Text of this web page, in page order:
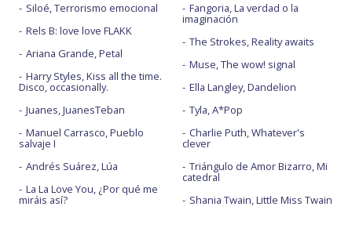
Siloé, Terrorismo emocional
Rels B: love love FLAKK
Ariana Grande, Petal
Harry Styles, Kiss all the time.
Disco, occasionally.
Juanes, JuanesTeban
Manuel Carrasco, Pueblo
salvaje I
Andrés Suárez, Lúa
La La Love You, ¿Por qué me
miráis así?
Fangoria, La verdad o la
imaginación
The Strokes, Reality awaits
Muse, The wow! signal
Ella Langley, Dandelion
Tyla, A*Pop
Charlie Puth, Whatever's
clever
Triángulo de Amor Bizarro, Mi
catedral
Shania Twain, Little Miss Twain